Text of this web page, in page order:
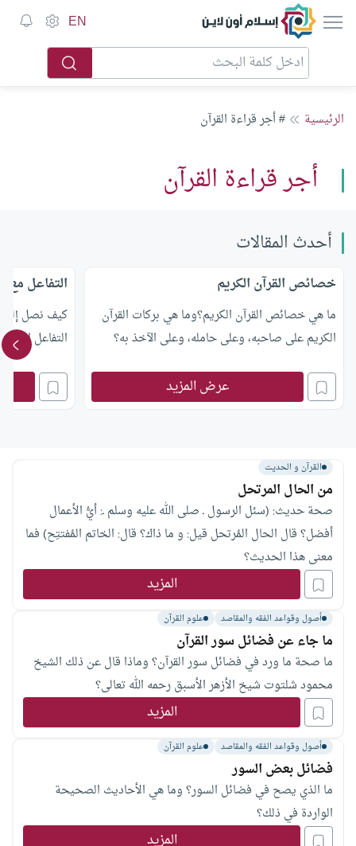
إسلام أون لاين EN
الرئيسية # أجر قراءة القرآن
أجر قراءة القرآن
أحدث المقالات
خصائص القرآن الكريم
ما هي خصائص القرآن الكريم؟وما هي بركات القرآن
الكريم على صاحبه، وعلى حامله، وعلى الآخذ به؟
عرض المزيد
التفاعل مع
كيف نصل إلى
التفاعل
القرآن و الحديث
من الحال المرتحل
صحة حديث: (سئل الرسول ـ صلى الله عليه وسلم ـ: أيُّ الأعمال
أفضل؟ قال الحال المُرتحل قيل: و ما ذاك؟ قال: الخاتم المُفتتِح) فما
معنى هذا الحديث؟
المزيد
أصول وقواعد الفقه والمقاصد علوم القرآن
ما جاء عن فضائل سور القرآن
ما صحة ما ورد في فضائل سور القرآن؟ وماذا قال عن ذلك الشيخ
محمود شلتوت شيخ الأزهر الأسبق رحمه الله تعالى؟
المزيد
أصول وقواعد الفقه والمقاصد علوم القرآن
فضائل بعض السور
ما الذي يصح في فضائل السور؟ وما هي الأحاديث الصحيحة
الواردة في ذلك؟
المزيد